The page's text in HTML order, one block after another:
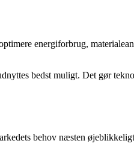
energiforbrug,
bedst muligt. Det gør
behov næsten